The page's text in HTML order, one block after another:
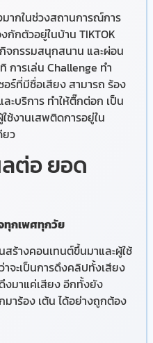
ากในช่วงสถานการณ์การ
กักตัวอยู่ในบ้าน TIKTOK
จกรรมสนุกสนาน และผ่อน
การเล่น Challenge ทำ
ร์ที่มีชื่อเสียง สามารถ ร้อง
ะบริการ ทำให้ติ๊กต่อก เป็น
ช้งานเสพติดการอยู่ใน
ยว
ต่อ ยอด
ทุกเพศทุกวัย
ร้างคอนเทนต์ขึ้นมาและผู้ใช้
จะเป็นการดึงคลิปทั้งเสียง
งมาแค่เสียง อีกทั้งยัง
าร้อง เต้น ได้อย่างถูกต้อง